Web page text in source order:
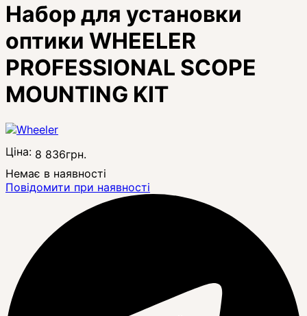
Набор для установки
оптики WHEELER
PROFESSIONAL SCOPE
MOUNTING KIT
Ціна: 8 836грн.
Немає в наявності
Повідомити при наявності